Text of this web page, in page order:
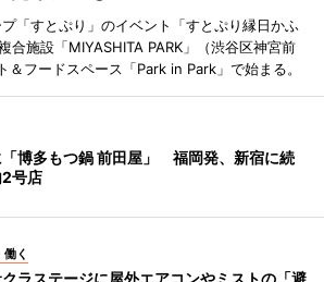
「すとぷり」のイベント「すとぷり縁日かふ
合施設「MIYASHITA PARK」（渋谷区神宮前
＆フードスペース「Park in Park」で始まる。
博多もつ鍋 前田屋」 福岡発、新宿に続
2号店
く
ラステージに屋外エアコンやミストの「避